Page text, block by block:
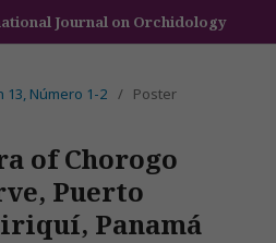
Journal on Orchidology
13, Número 1-2 / Poster
of Chorogo
Puerto
Panamá